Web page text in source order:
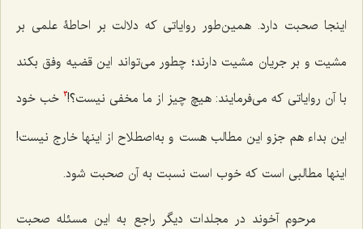
اینجا صحبت دارد. همین‌طور روایاتى که دلالت بر احاطۀ علمى بر
مشیت و بر جریان مشیت دارند؛ چطور مى‌تواند این قضیه وفق بکند
با آن روایاتى که مى‌فرمایند: هیچ چیز از ما مخفى نیست؟!3 خب خود
این بداء هم جزو این مطالب هست و به‌اصطلاح از اینها خارج نیست!
اینها مطالبى است که خوب است نسبت به آن صحبت شود.
مرحوم آخوند در مجلدات دیگر راجع به این مسئله صحبت